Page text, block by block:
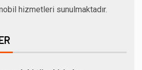
hizmetleri sunulmaktadır.